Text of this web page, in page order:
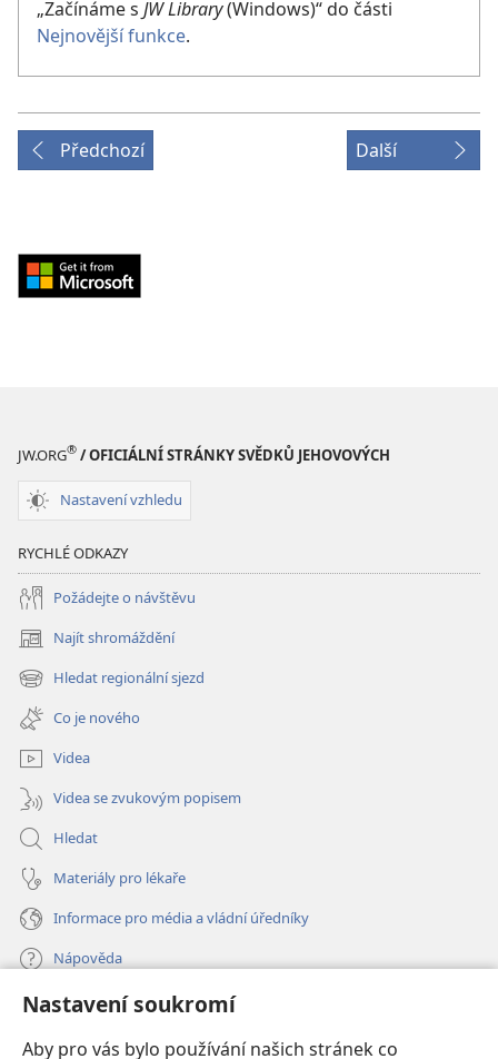
Nastavení soukromí
Aby pro vás bylo používání našich stránek co
„Začínáme s JW Library(Windows)“ do části
Nejnovější funkce.
Předchozí Další
Download
from
JW.ORG® / OFICIÁLNÍ STRÁNKY SVĚDKŮ JEHOVOVÝCH
Nastavení vzhledu
RYCHLÉ ODKAZY
Požádejte o návštěvu
Najít shromáždění
(otevřeno
nové
okno)
Hledat regionální sjezd
(otevřeno
nové
okno)
Co je nového
Videa
Videa se zvukovým popisem
Hledat
Materiály pro lékaře
Informace pro média a vládní úředníky
Nápověda
Dary
nové